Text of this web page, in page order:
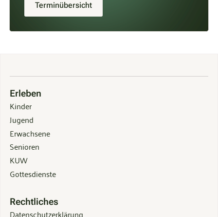
Terminübersicht
Erleben
Kinder
Jugend
Erwachsene
Senioren
KUW
Gottesdienste
Rechtliches
Datenschutzerklärung